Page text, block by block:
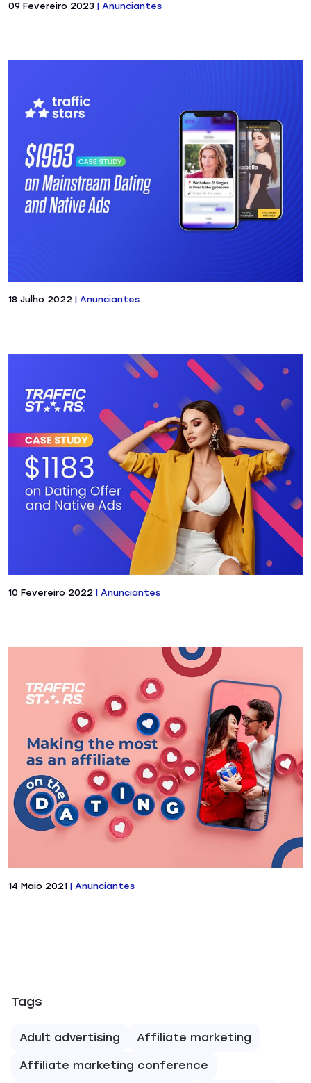
09 Fevereiro 2023 | Anunciantes
18 Julho 2022 | Anunciantes
10 Fevereiro 2022 | Anunciantes
14 Maio 2021 | Anunciantes
Tags
Adult advertising Affiliate marketing
Affiliate marketing conference